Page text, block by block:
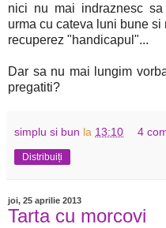
nici nu mai indraznesc
urma cu cateva luni bune
recuperez "handicapul"...
Dar sa nu mai lungim
pregatiti?
simplu si bun la 13:10 4
Distribuiți
joi, 25 aprilie 2013
Tarta cu morcovi